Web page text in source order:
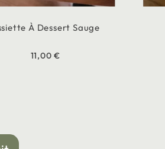
À Dessert Sauge
11,00 €